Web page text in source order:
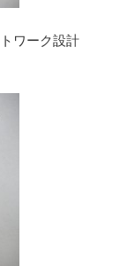
ワーク設計